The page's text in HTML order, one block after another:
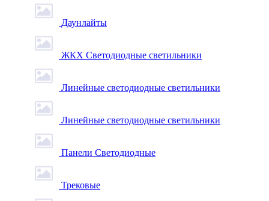
Даунлайты
ЖКХ Светодиодные светильники
Линейные светодиодные светильники
Линейные светодиодные светильники
Панели Светодиодные
Трековые